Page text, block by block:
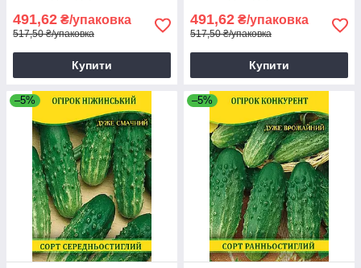
491,62 ₴/упаковка
517,50 ₴/упаковка
Купити
491,62 ₴/упаковка
517,50 ₴/упаковка
Купити
–5% –5%